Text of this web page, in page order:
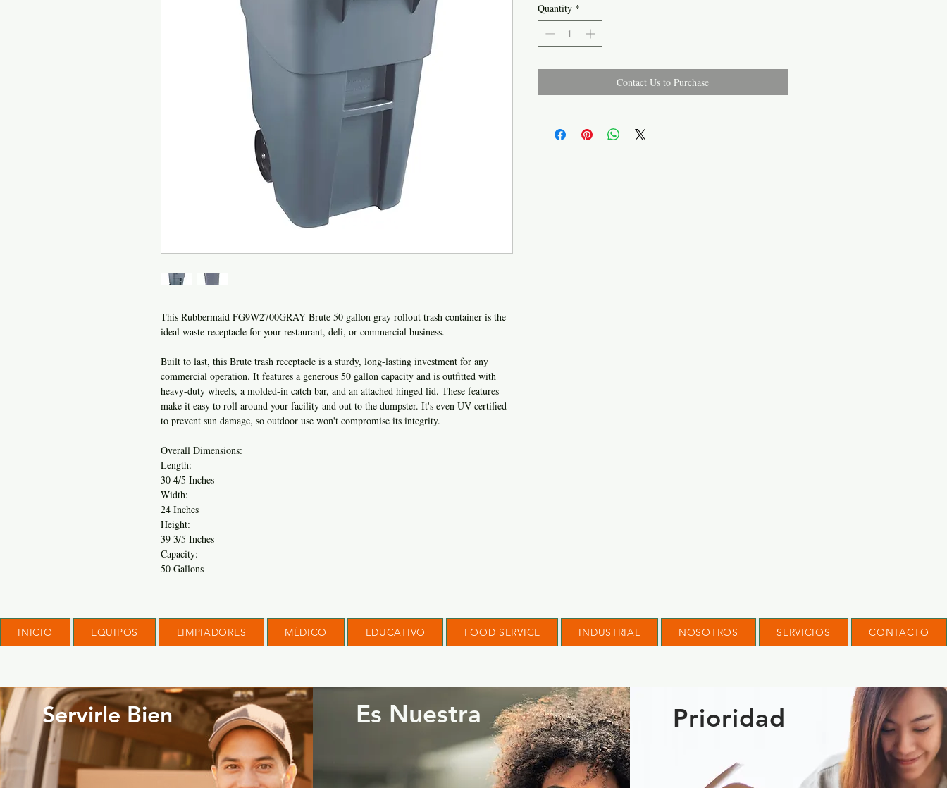
This Rubbermaid FG9W2700GRAY Brute 50 gallon gray rollout trash container is the
ideal waste receptacle for your restaurant, deli, or commercial business.
Built to last, this Brute trash receptacle is a sturdy, long-lasting investment for any
commercial operation. It features a generous 50 gallon capacity and is outfitted with
heavy-duty wheels, a molded-in catch bar, and an attached hinged lid. These features
make it easy to roll around your facility and out to the dumpster. It's even UV certified
to prevent sun damage, so outdoor use won't compromise its integrity.
Overall Dimensions:
Length:
30 4/5 Inches
Width:
24 Inches
Height:
39 3/5 Inches
Capacity:
50 Gallons
Quantity *
Contact Us to Purchase
INICIO EQUIPOS LIMPIADORES MÉDICO EDUCATIVO FOOD SERVICE INDUSTRIAL NOSOTROS SERVICIOS CONTACTO
Servirle Bien Es Nuestra Prioridad